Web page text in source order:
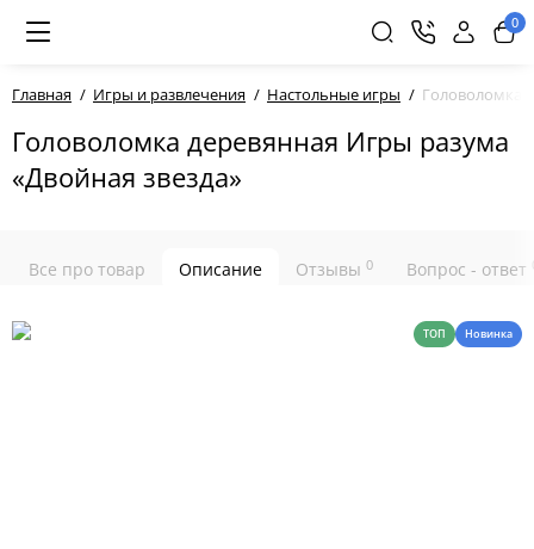
0
Главная Игры и развлечения Настольные игры Головоломка
Головоломка деревянная Игры разума
«Двойная звезда»
Все про товар Описание Отзывы 0 Вопрос - ответ
ТОП Новинка